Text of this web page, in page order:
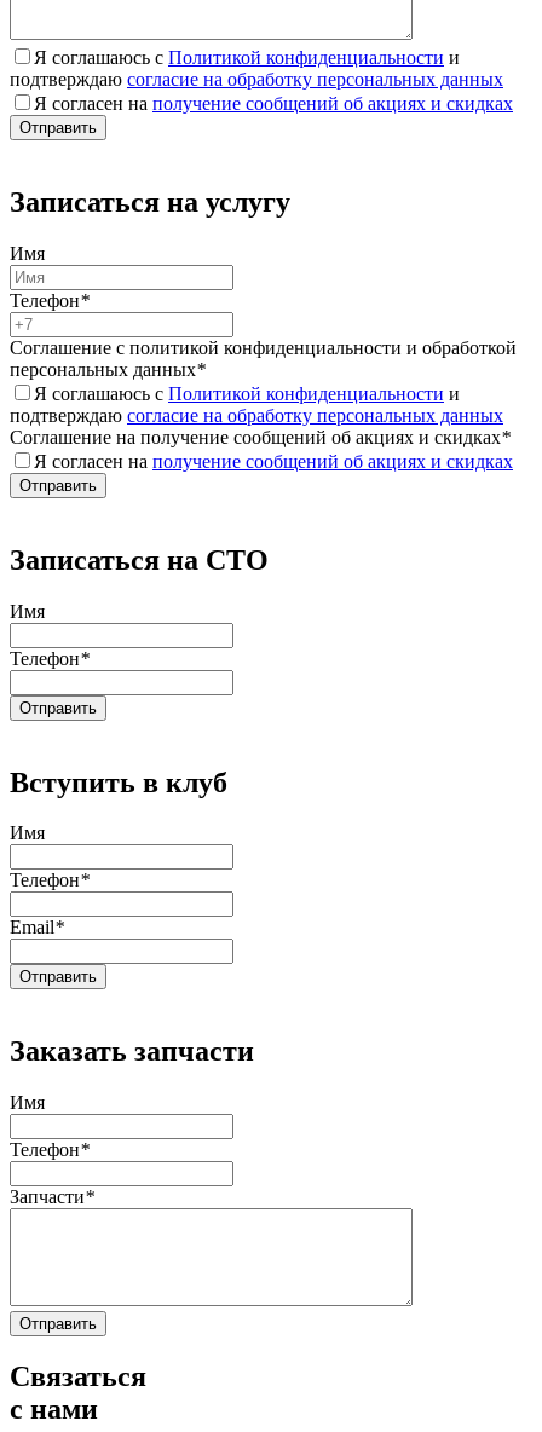
Я соглашаюсь с Политикой конфиденциальности и
подтверждаю согласие на обработку персональных данных
Я согласен на получение сообщений об акциях и скидках
Записаться на услугу
Имя
Телефон*
Соглашение с политикой конфиденциальности и обработкой
персональных данных*
Я соглашаюсь с Политикой конфиденциальности и
подтверждаю согласие на обработку персональных данных
Соглашение на получение сообщений об акциях и скидках*
Я согласен на получение сообщений об акциях и скидках
Записаться на СТО
Имя
Телефон*
Вступить в клуб
Имя
Телефон*
Email*
Заказать запчасти
Имя
Телефон*
Запчасти*
Связаться
с нами